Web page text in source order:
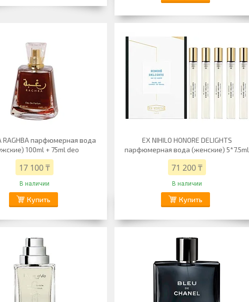
RAGHBA парфюмерная вода
100ml + 75ml deo
17 100 ₸
В наличии
Купить
EX NIHILO HONORE DELIGHTS
парфюмерная вода (женские) 5*7.5ml
71 200 ₸
В наличии
Купить